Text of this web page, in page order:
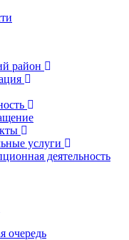
район
услуги
деятельность
очередь